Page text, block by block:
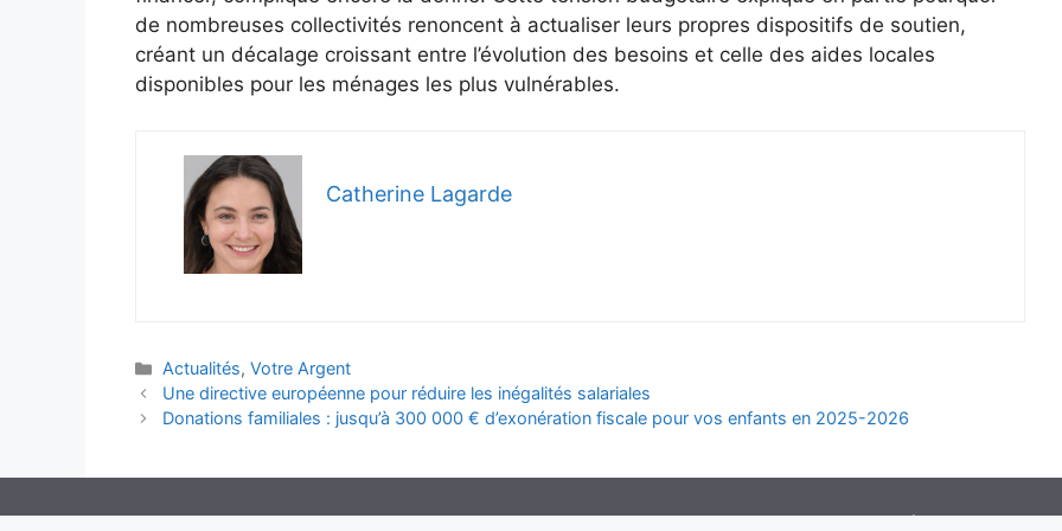
de nombreuses collectivités renoncent à actualiser leurs propres dispositifs de soutien,
créant un décalage croissant entre l’évolution des besoins et celle des aides locales
disponibles pour les ménages les plus vulnérables.
Catherine Lagarde
Catégories
Actualités,Votre Argent
Une directive européenne pour réduire les inégalités salariales
Donations familiales : jusqu’à 300 000 € d’exonération fiscale pour vos enfants en 2025-2026